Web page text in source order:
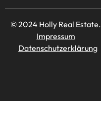
© 2024 Holly Real Estate.
Impressum
Datenschutzerklärung